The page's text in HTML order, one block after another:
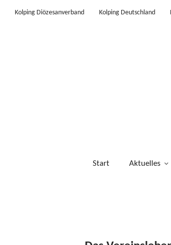
Kolping Diözesanverband Kolping Deutschland
Start Aktuelles